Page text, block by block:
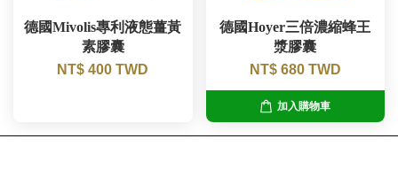
德國Mivolis專利液態薑黃
素膠囊
NT$ 400 TWD
德國Hoyer三倍濃縮蜂王
漿膠囊
NT$ 680 TWD
加入購物車